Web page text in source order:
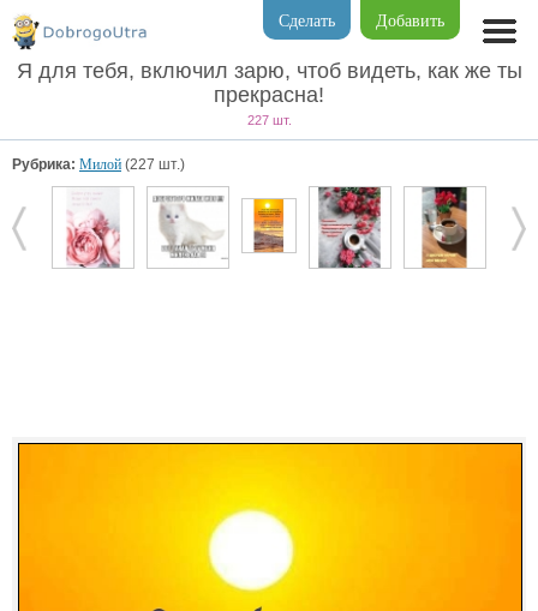
Добавить
Сделать
Я для тебя, включил зарю, чтоб видеть, как же ты
прекрасна!
227 шт.
Рубрика: Милой (227 шт.)